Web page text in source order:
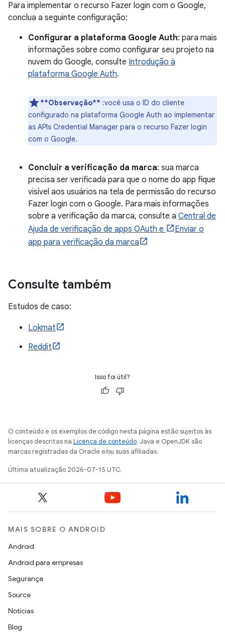
Para implementar o recurso Fazer login com o Google,
conclua a seguinte configuração:
Configurar a plataforma Google Auth: para mais
informações sobre como configurar seu projeto na
nuvem do Google, consulte Introdução à
plataforma Google Auth.
**Observação** :você usa o ID do cliente
configurado na plataforma Google Auth ao implementar
as APIs Credential Manager para o recurso Fazer login
com o Google.
Concluir a verificação da marca: sua marca
precisa ser verificada para que o nome do app fique
visível aos usuários na tela de permissão do recurso
Fazer login com o Google. Para mais informações
sobre a verificação da marca, consulte a Central de
Ajuda de verificação de apps OAuth e
Enviar o
app para verificação da marca
Consulte também
Estudos de caso:
Lokmat
Reddit
Isso foi útil?
O conteúdo e os exemplos de código nesta página estão sujeitos às
licenças descritas na Licença de conteúdo. Java e OpenJDK são
marcas registradas da Oracle e/ou suas afiliadas.
Última atualização 2026-07-15 UTC.
MAIS SOBRE O ANDROID
Android
Android para empresas
Segurança
Source
Notícias
Blog